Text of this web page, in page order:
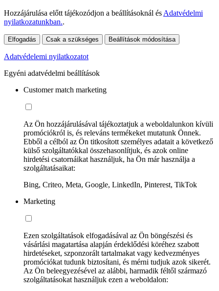
Hozzájárulása előtt tájékozódjon a beállításoknál és Adatvédelmi
nyilatkozatunkban..
Elfogadás Csak a szükséges Beállítások módosítása
Adatvédelemi nyilatkozatot
Egyéni adatvédelmi beállítások
Customer match marketing
Az Ön hozzájárulásával tájékoztatjuk a weboldalunkon kívüli
promóciókról is, és releváns termékeket mutatunk Önnek.
Ebből a célból az Ön titkosított személyes adatait a következő
külső szolgáltatókkal összehasonlítjuk, és azok online
hirdetési csatornáikat használjuk, ha Ön már használja a
szolgáltatásaikat:
Bing, Criteo, Meta, Google, LinkedIn, Pinterest, TikTok
Marketing
Ezen szolgáltatások elfogadásával az Ön böngészési és
vásárlási magatartása alapján érdeklődési köréhez szabott
hirdetéseket, szponzorált tartalmakat vagy kedvezményes
promóciókat tudunk biztosítani, és mérni tudjuk azok sikerét.
Az Ön beleegyezésével az alábbi, harmadik féltől származó
szolgáltatásokat használjuk ezen a weboldalon: